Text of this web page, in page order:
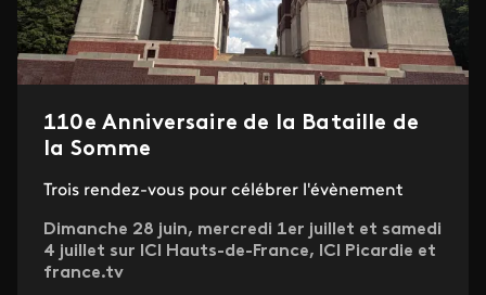
110e Anniversaire de la Bataille de
la Somme
Trois rendez-vous pour célébrer l'évènement
Dimanche 28 juin, mercredi 1er juillet et samedi
4 juillet sur ICI Hauts-de-France, ICI Picardie et
france.tv